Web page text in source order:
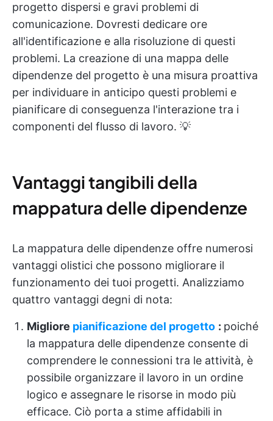
progetto dispersi e gravi problemi di
comunicazione. Dovresti dedicare ore
all'identificazione e alla risoluzione di questi
problemi. La creazione di una mappa delle
dipendenze del progetto è una misura proattiva
per individuare in anticipo questi problemi e
pianificare di conseguenza l'interazione tra i
componenti del flusso di lavoro. 💡
Vantaggi tangibili della
mappatura delle dipendenze
La mappatura delle dipendenze offre numerosi
vantaggi olistici che possono migliorare il
funzionamento dei tuoi progetti. Analizziamo
quattro vantaggi degni di nota:
Migliore pianificazione del progetto : poiché
la mappatura delle dipendenze consente di
comprendere le connessioni tra le attività, è
possibile organizzare il lavoro in un ordine
logico e assegnare le risorse in modo più
efficace. Ciò porta a stime affidabili in